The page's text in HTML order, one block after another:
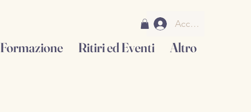
Accedi
Formazione Ritiri ed Eventi Altro